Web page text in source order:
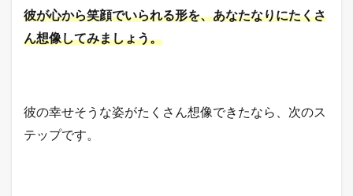
彼が心から笑顔でいられる形を、あなたなりにたくさ
ん想像してみましょう。
彼の幸せそうな姿がたくさん想像できたなら、次のス
テップです。